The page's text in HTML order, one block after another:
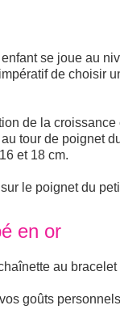
se joue au
de choisir
de la
tour de poignet
et 18 cm.
le poignet du
en or
au
goûts